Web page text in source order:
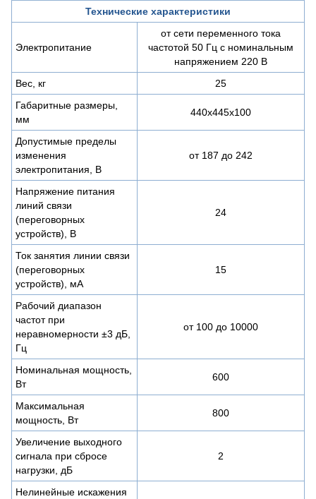
Технические характеристики
Электропитание
от сети переменного тока
частотой 50 Гц с номинальным
напряжением 220 В
Вес, кг
25
Габаритные размеры,
мм
440х445х100
Допустимые пределы
изменения
электропитания, В
от 187 до 242
Напряжение питания
линий связи
(переговорных
устройств), В
24
Ток занятия линии связи
(переговорных
устройств), мА
15
Рабочий диапазон
частот при
неравномерности ±3 дБ,
Гц
от 100 до 10000
Номинальная мощность,
Вт
600
Максимальная
мощность, Вт
800
Увеличение выходного
сигнала при сбросе
нагрузки, дБ
2
Нелинейные искажения